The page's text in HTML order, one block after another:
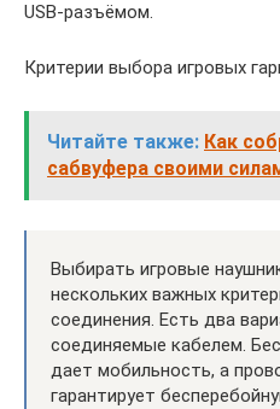
USB-разъёмом.
Критерии выбора игровых
Читайте также: Как
сабвуфера своими
Выбирать игровые
нескольких важных
соединения. Есть два
соединяемые кабелем.
дает мобильность, а
гарантирует